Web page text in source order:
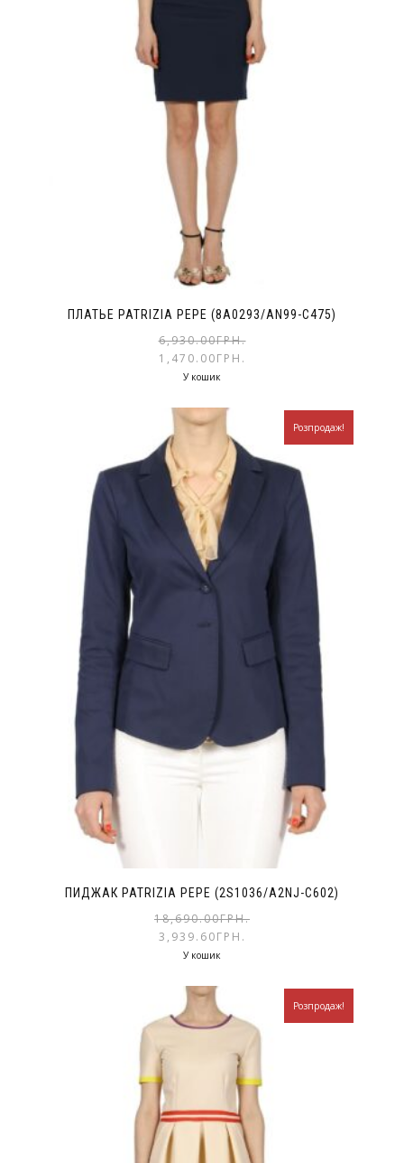
ПЛАТЬЕ PATRIZIA PEPE (8A0293/AN99-C475)
6,930.00ГРН.
1,470.00ГРН.
У кошик
ПИДЖАК PATRIZIA PEPE (2S1036/A2NJ-C602)
Розпродаж!
18,690.00ГРН.
3,939.60ГРН.
У кошик
Розпродаж!